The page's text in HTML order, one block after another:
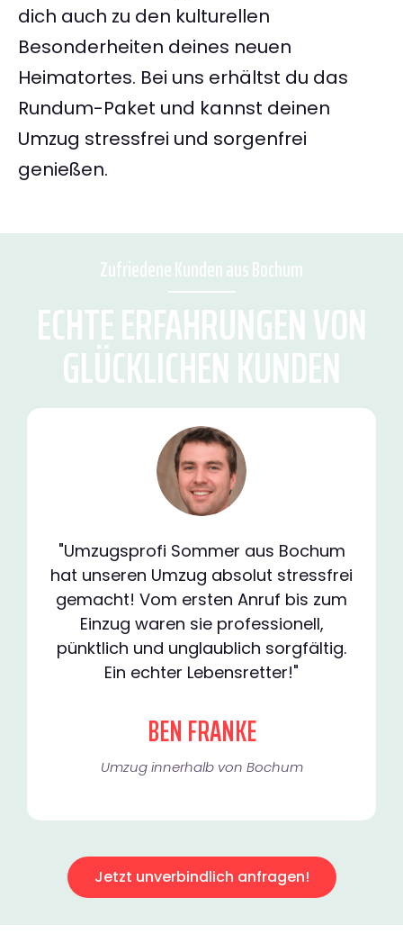
dich auch zu den kulturellen
Besonderheiten deines neuen
Heimatortes. Bei uns erhältst du das
Rundum-Paket und kannst deinen
Umzug stressfrei und sorgenfrei
genießen.
Zufriedene Kunden aus Bochum
ECHTE ERFAHRUNGEN VON
GLÜCKLICHEN KUNDEN
"Umzugsprofi Sommer aus Bochum
hat unseren Umzug absolut stressfrei
gemacht! Vom ersten Anruf bis zum
Einzug waren sie professionell,
pünktlich und unglaublich sorgfältig.
Ein echter Lebensretter!"
BEN FRANKE
Umzug innerhalb von Bochum​
Jetzt unverbindlich anfragen!